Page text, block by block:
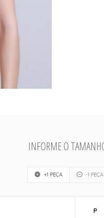
INFORME O
+1 PEÇA -1 PEÇA
P